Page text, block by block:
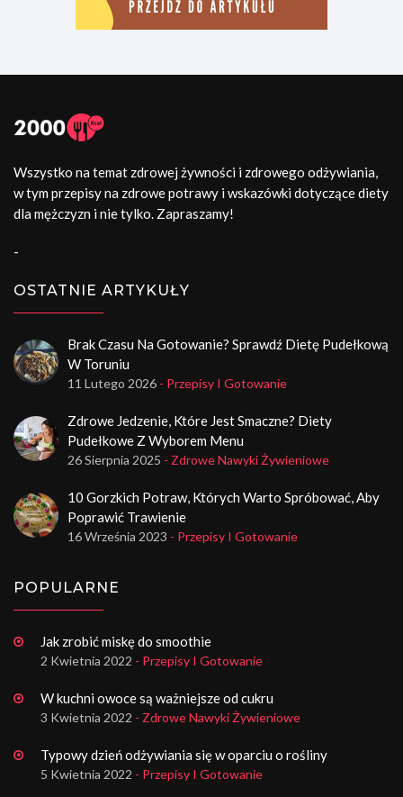
Wszystko na temat zdrowej żywności i zdrowego odżywiania,
w tym przepisy na zdrowe potrawy i wskazówki dotyczące diety
dla mężczyzn i nie tylko. Zapraszamy!
-
OSTATNIE ARTYKUŁY
Brak Czasu Na Gotowanie? Sprawdź Dietę Pudełkową
W Toruniu
11 Lutego 2026 - Przepisy I Gotowanie
Zdrowe Jedzenie, Które Jest Smaczne? Diety
Pudełkowe Z Wyborem Menu
26 Sierpnia 2025 - Zdrowe Nawyki Żywieniowe
10 Gorzkich Potraw, Których Warto Spróbować, Aby
Poprawić Trawienie
16 Września 2023 - Przepisy I Gotowanie
POPULARNE
Jak zrobić miskę do smoothie
2 Kwietnia 2022 - Przepisy I Gotowanie
W kuchni owoce są ważniejsze od cukru
3 Kwietnia 2022 - Zdrowe Nawyki Żywieniowe
Typowy dzień odżywiania się w oparciu o rośliny
5 Kwietnia 2022 - Przepisy I Gotowanie